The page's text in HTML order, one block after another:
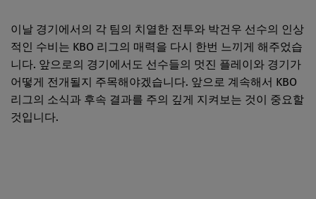
이날 경기에서의 각 팀의 치열한 전투와 박건우 선수의 인상
적인 수비는 KBO 리그의 매력을 다시 한번 느끼게 해주었습
니다. 앞으로의 경기에서도 선수들의 멋진 플레이와 경기가
어떻게 전개될지 주목해야겠습니다. 앞으로 계속해서 KBO
리그의 소식과 후속 결과를 주의 깊게 지켜보는 것이 중요할
것입니다.